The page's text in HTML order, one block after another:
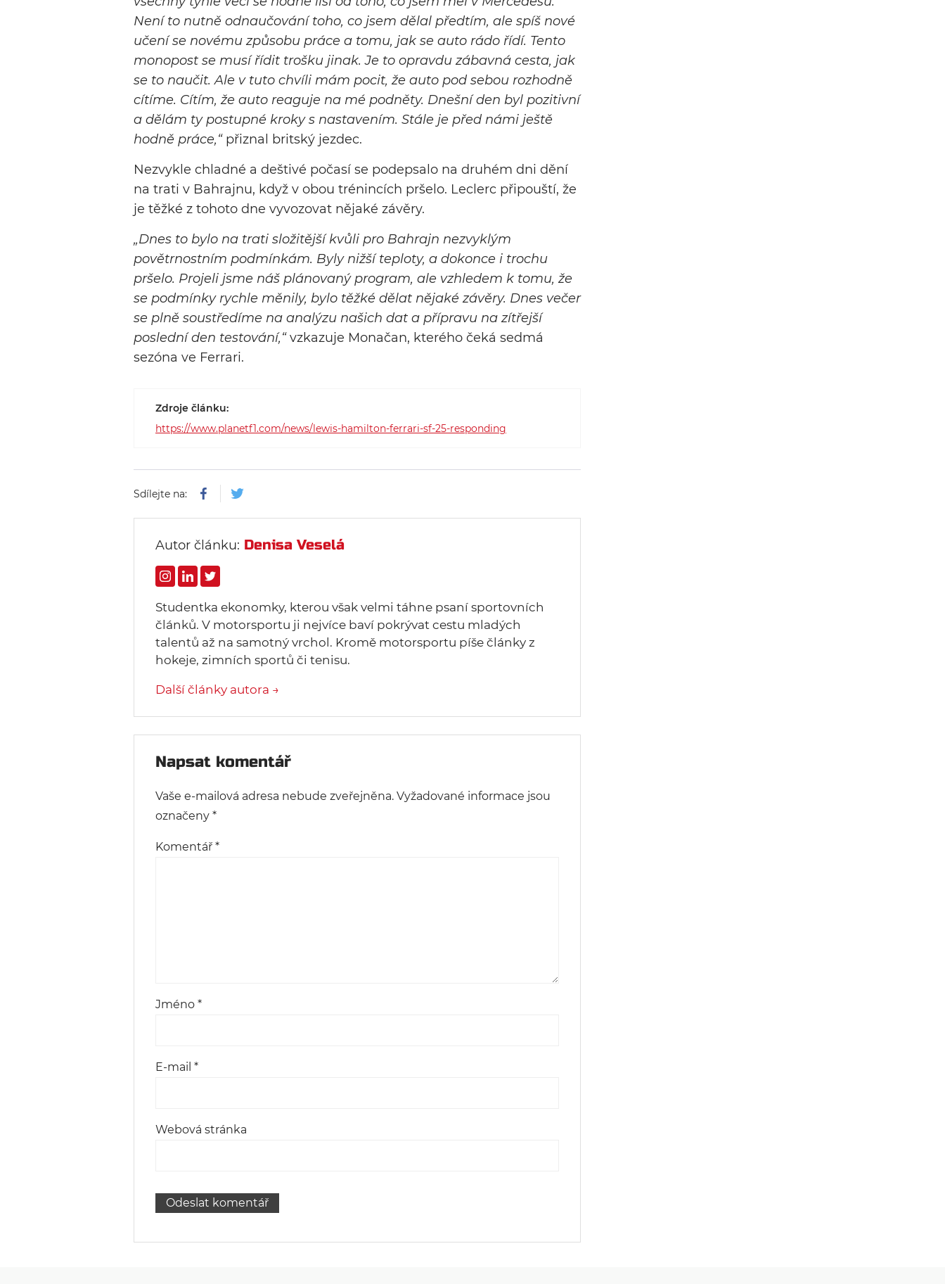
Není to nutně odnaučování toho, co jsem dělal předtím, ale spíš nové
učení se novému způsobu práce a tomu, jak se auto rádo řídí. Tento
monopost se musí řídit trošku jinak. Je to opravdu zábavná cesta, jak
se to naučit. Ale v tuto chvíli mám pocit, že auto pod sebou rozhodně
cítíme. Cítím, že auto reaguje na mé podněty. Dnešní den byl pozitivní
a dělám ty postupné kroky s nastavením. Stále je před námi ještě
hodně práce,“přiznal britský jezdec.
Nezvykle chladné a deštivé počasí se podepsalo na druhém dni dění
na trati v Bahrajnu, když v obou trénincích pršelo. Leclerc připouští, že
je těžké z tohoto dne vyvozovat nějaké závěry.
„Dnes to bylo na trati složitější kvůli pro Bahrajn nezvyklým
povětrnostním podmínkám. Byly nižší teploty, a dokonce i trochu
pršelo. Projeli jsme náš plánovaný program, ale vzhledem k tomu, že
se podmínky rychle měnily, bylo těžké dělat nějaké závěry. Dnes večer
se plně soustředíme na analýzu našich dat a přípravu na zítřejší
poslední den testování,“vzkazuje Monačan, kterého čeká sedmá
sezóna ve Ferrari.
Zdroje článku:
https://www.planetf1.com/news/lewis-hamilton-ferrari-sf-25-responding
Sdílejte na:
Autor článku: Denisa Veselá
Studentka ekonomky, kterou však velmi táhne psaní sportovních
článků. V motorsportu ji nejvíce baví pokrývat cestu mladých
talentů až na samotný vrchol. Kromě motorsportu píše články z
hokeje, zimních sportů či tenisu.
Další články autora →
Napsat komentář
Vaše e-mailová adresa nebude zveřejněna. Vyžadované informace jsou
označeny *
Komentář *
Jméno *
E-mail *
Webová stránka